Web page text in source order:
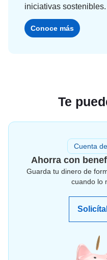
iniciativas sostenibles.
Conoce más
Te
Cuenta
Ahorra con
Guarda tu dinero de
cuando lo